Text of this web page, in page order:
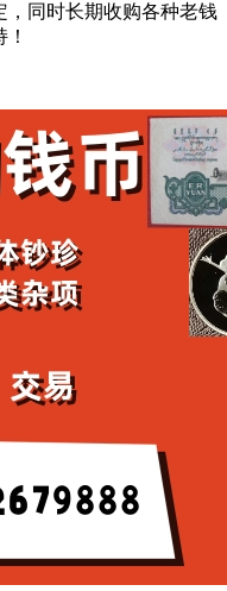
，同时长期收购各种老钱